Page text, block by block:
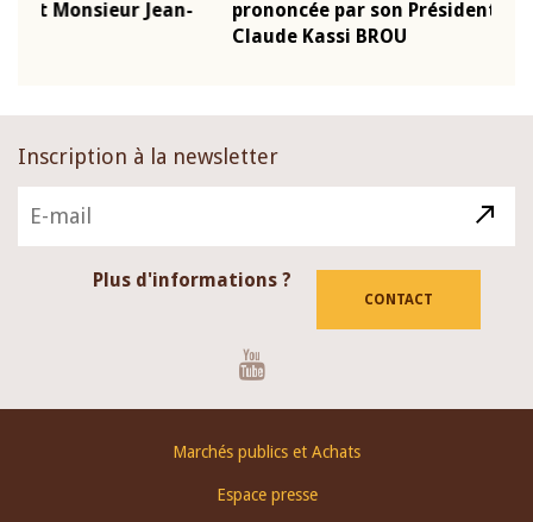
prononcée par son Président Monsieur Jean-
Inscription à la newsletter
Plus d'informations ?
CONTACT
Marchés publics et Achats
Espace presse